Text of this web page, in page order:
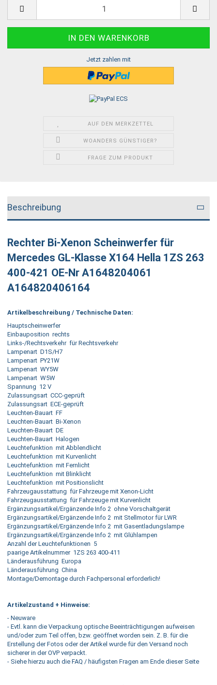
Jetzt zahlen mit
AUF DEN MERKZETTEL
WOANDERS GÜNSTIGER?
FRAGE ZUM PRODUKT
Beschreibung
Rechter Bi-Xenon Scheinwerfer für
Mercedes GL-Klasse X164 Hella 1ZS 263
400-421 OE-Nr A1648204061
A164820406164
Artikelbeschreibung / Technische Daten:
Hauptscheinwerfer
Einbauposition rechts
Links-/Rechtsverkehr für Rechtsverkehr
Lampenart D1S/H7
Lampenart PY21W
Lampenart WY5W
Lampenart W5W
Spannung 12 V
Zulassungsart CCC-geprüft
Zulassungsart ECE-geprüft
Leuchten-Bauart FF
Leuchten-Bauart Bi-Xenon
Leuchten-Bauart DE
Leuchten-Bauart Halogen
Leuchtefunktion mit Abblendlicht
Leuchtefunktion mit Kurvenlicht
Leuchtefunktion mit Fernlicht
Leuchtefunktion mit Blinklicht
Leuchtefunktion mit Positionslicht
Fahrzeugausstattung für Fahrzeuge mit Xenon-Licht
Fahrzeugausstattung für Fahrzeuge mit Kurvenlicht
Ergänzungsartikel/Ergänzende Info 2 ohne Vorschaltgerät
Ergänzungsartikel/Ergänzende Info 2 mit Stellmotor für LWR
Ergänzungsartikel/Ergänzende Info 2 mit Gasentladungslampe
Ergänzungsartikel/Ergänzende Info 2 mit Glühlampen
Anzahl der Leuchtefunktionen 5
paarige Artikelnummer 1ZS 263 400-411
Länderausführung Europa
Länderausführung China
Montage/Demontage durch Fachpersonal erforderlich!
Artikelzustand + Hinweise:
- Neuware
- Evtl. kann die Verpackung optische Beeinträchtigungen aufweisen
und/oder zum Teil offen, bzw. geöffnet worden sein. Z. B. für die
Erstellung der Fotos oder der Artikel wurde für den Versand noch
sicherer in der OVP verpackt.
- Siehe hierzu auch die FAQ / häufigsten Fragen am Ende dieser Seite